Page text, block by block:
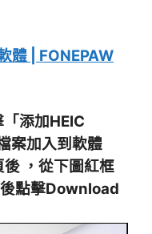
體 | FONEPAW
添加HEIC
案加入到軟體
，從下圖紅框
點擊Download